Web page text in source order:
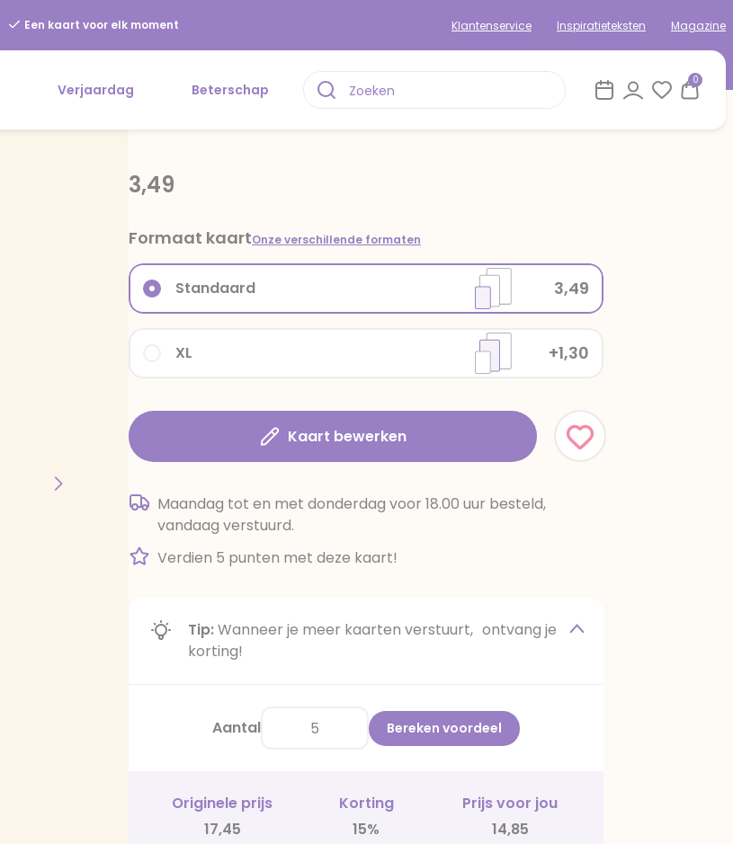
Een kaart voor elk moment Klantenservice Inspiratieteksten Magazine
Verjaardag Beterschap
0
3,49
Formaat kaartOnze verschillende formaten
XL +1,30
Standaard 3,49
Kaart bewerken
Maandag tot en met donderdag voor 18.00 uur besteld,
vandaag verstuurd.
Verdien 5 punten met deze kaart!
Tip:Wanneer je meer kaarten verstuurt, ontvang je
korting!
Aantal Bereken voordeel
Originele prijs Korting
Prijs voor jou
17,45
15% 14,85